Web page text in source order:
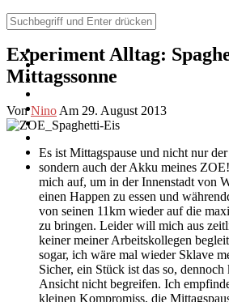
Elektromobilität
Experiment Alltag:
Mittagssonne
VonNino Am 29. August 2013
Es ist Mittagspause und nicht nur
sondern auch der Akku meines
mich auf, um in der Innenstadt von
einen Happen zu essen und
von seinen 11km wieder auf die
zu bringen. Leider will mich aus
keiner meiner Arbeitskollegen
sogar, ich wäre mal wieder Sklave
Sicher, ein Stück ist das so, dennoch
Ansicht nicht begreifen. Ich
kleinen Kompromiss, die